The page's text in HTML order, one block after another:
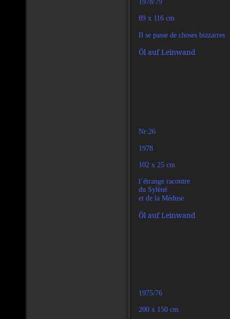
1978/79
89 x 116 cm
Il se passe de choses bizzarres
Öl auf Leinwand
Nr:26
1978
102 x 25 cm
l´étrange racontre
du Sylèné
et de la Méduse
Öl auf Leinwand
1975/76
200 x 150 cm